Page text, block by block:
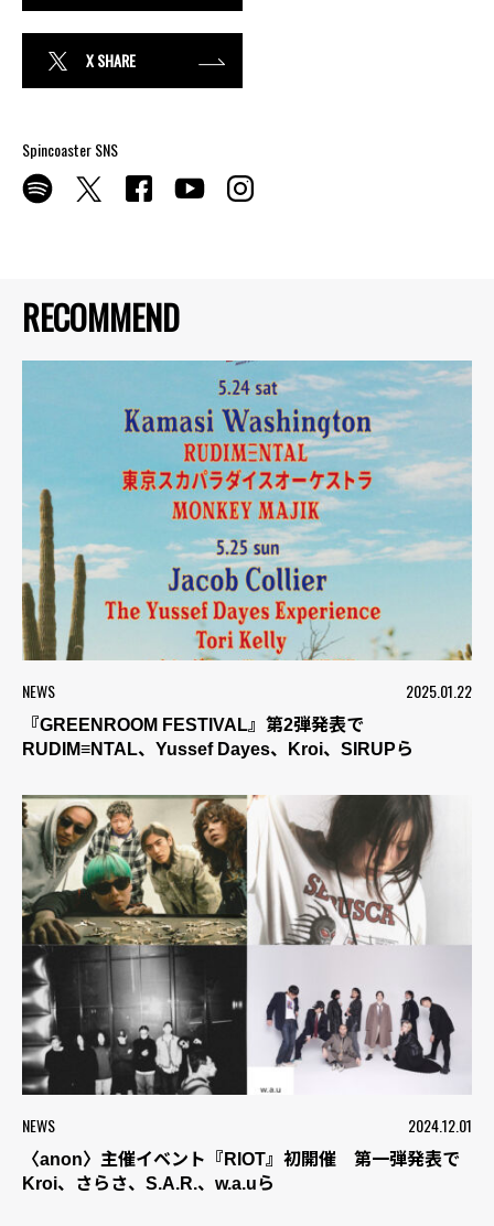
RECOMMEND
NEWS 2025.01.22
『GREENROOM FESTIVAL』第2弾発表で
RUDIM≡NTAL、Yussef Dayes、Kroi、SIRUPら
NEWS 2024.12.01
〈anon〉主催イベント『RIOT』初開催 第一弾発表で
Kroi、さらさ、S.A.R.、w.a.uら
X SHARE
Spincoaster SNS